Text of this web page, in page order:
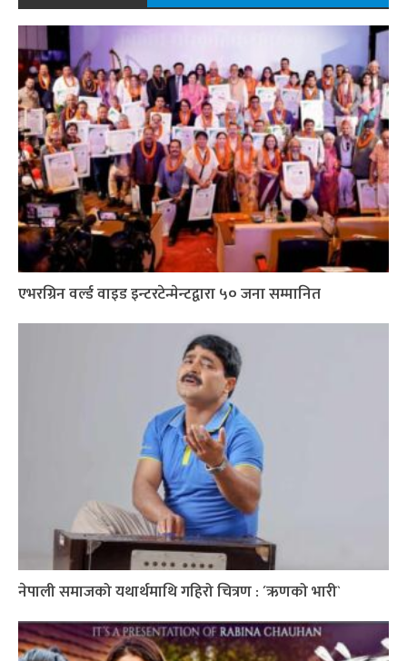
एभरग्रिन वर्ल्ड वाइड इन्टरटेन्मेन्टद्वारा ५० जना सम्मानित
नेपाली समाजको यथार्थमाथि गहिरो चित्रण : ´ऋणको भारी`